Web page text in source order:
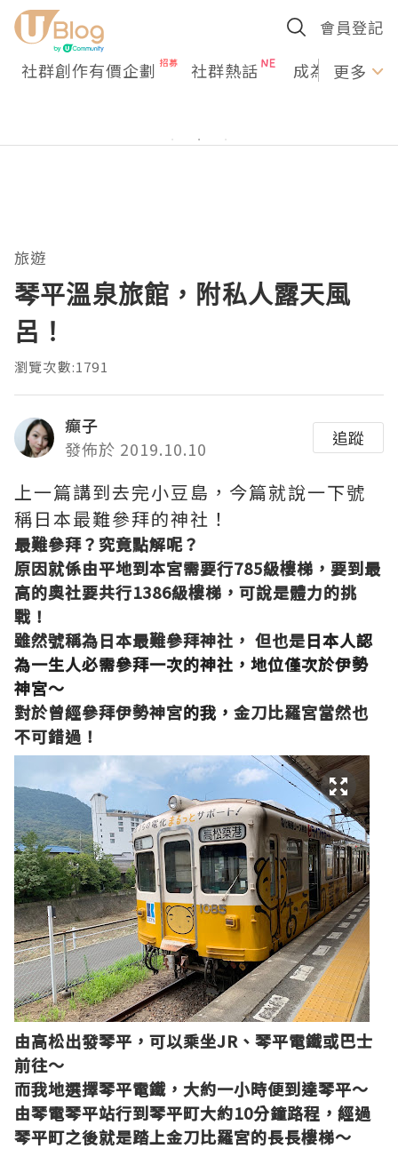
會員登記
社群創作有價企劃 社群熱話 成為U更多
旅遊
琴平溫泉旅館，附私人露天風
呂！
瀏覽次數:1791
癲子
發佈於 2019.10.10
追蹤
上一篇講到去完小豆島，今篇就說一下號
稱日本最難參拜的神社！
最難參拜？究竟點解呢？
原因就係由平地到本宮需要行785級樓梯，要到最
高的奧社要共行1386級樓梯，可說是體力的挑
戰！
雖然號稱為日本最難參拜神社， 但也是日本人認
為一生人必需參拜一次的神社，地位僅次於伊勢
神宮～
對於曾經參拜伊勢神宮的我， 金刀比羅宮當然也
不可錯過！
由高松出發琴平 ，可以乘坐JR 、琴平電鐵或巴士
前往～
而我地選擇琴平電鐵，大約一小時便到達琴平～
由琴電琴平站行到琴平町大約10分鐘路程，經過
琴平町之後就是踏上金刀比羅宮的長長樓梯～